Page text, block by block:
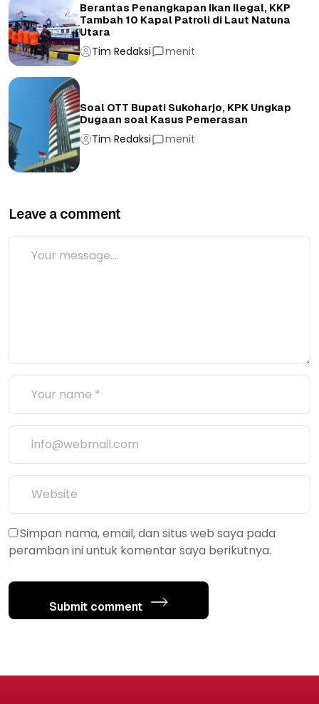
Berantas Penangkapan Ikan Ilegal, KKP
Tambah 10 Kapal Patroli di Laut Natuna
Utara
Tim Redaksi menit
Soal OTT Bupati Sukoharjo, KPK Ungkap
Dugaan soal Kasus Pemerasan
Tim Redaksi menit
Leave a comment
Simpan nama, email, dan situs web saya pada
peramban ini untuk komentar saya berikutnya.
Submit comment